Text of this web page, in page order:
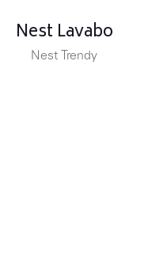
Nest Lavabo
Nest Trendy